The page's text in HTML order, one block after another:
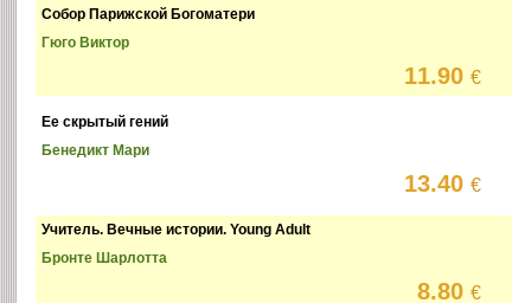
Собор Парижской Богоматери
Гюго Виктор
11.90€
Ее скрытый гений
Бенедикт Мари
13.40€
Учитель. Вечные истории. Young Adult
Бронте Шарлотта
8.80€